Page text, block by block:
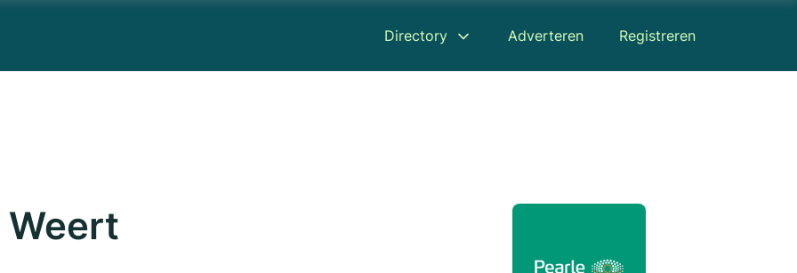
Directory Adverteren Registreren